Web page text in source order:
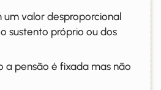
um valor desproporcional
sustento próprio ou dos
a pensão é fixada mas não